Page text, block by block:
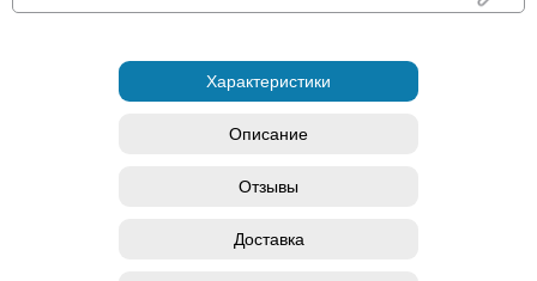
Характеристики
Описание
Отзывы
Доставка